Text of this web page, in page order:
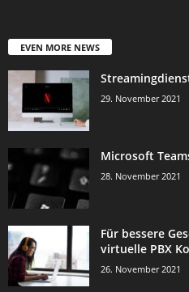
EVEN MORE NEWS
29. November 2021
Microsoft
28. November 2021
Für bessere
virtuelle PBX
26. November 2021